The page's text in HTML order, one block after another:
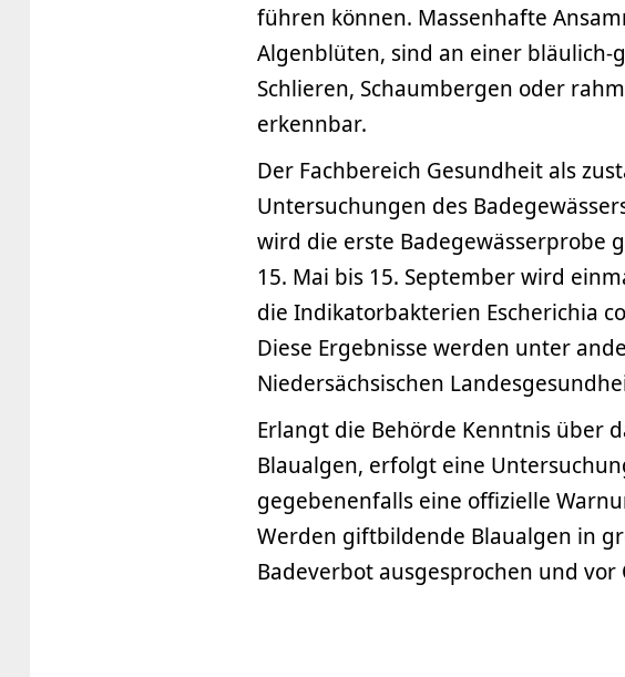
führen können. Massenhafte
Algenblüten, sind an einer bläulich-
Schlieren, Schaumbergen oder
erkennbar.
Der Fachbereich Gesundheit als
Untersuchungen des
wird die erste Badegewässerprobe
15. Mai bis 15. September wird
die Indikatorbakterien Escherichia
Diese Ergebnisse werden unter
Niedersächsischen
Erlangt die Behörde Kenntnis über
Blaualgen, erfolgt eine
gegebenenfalls eine offizielle
Werden giftbildende Blaualgen in
Badeverbot ausgesprochen und